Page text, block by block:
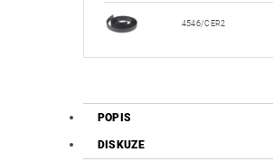
4546/CER2
POPIS
DISKUZE